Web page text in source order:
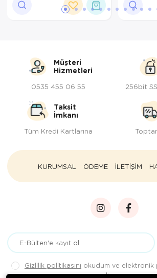
Müşteri
Hizmetleri
0535 455 06 55 256bit
Taksit
İmkanı
Tüm Kredi Kartlarına
KURUMSAL ÖDEME İLETİŞİM
Gizlilik politikasını okudum ve elektronik
ediyorum.